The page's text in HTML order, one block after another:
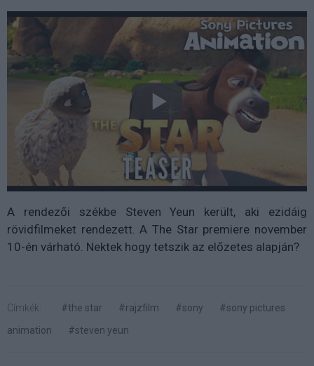
A rendezői székbe Steven Yeun került, aki ezidáig
rövidfilmeket rendezett. A The Star premiere november
10-én várható. Nektek hogy tetszik az előzetes alapján?
Címkék: #the star #rajzfilm #sony
#sony pictures
animation
#steven yeun